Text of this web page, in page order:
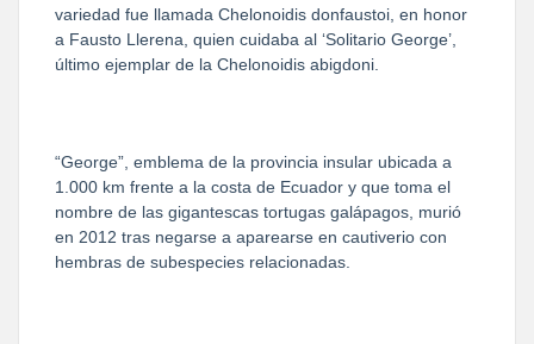
variedad fue llamada Chelonoidis donfaustoi, en honor
a Fausto Llerena, quien cuidaba al ‘Solitario George’,
último ejemplar de la Chelonoidis abigdoni.
“George”, emblema de la provincia insular ubicada a
1.000 km frente a la costa de Ecuador y que toma el
nombre de las gigantescas tortugas galápagos, murió
en 2012 tras negarse a aparearse en cautiverio con
hembras de subespecies relacionadas.